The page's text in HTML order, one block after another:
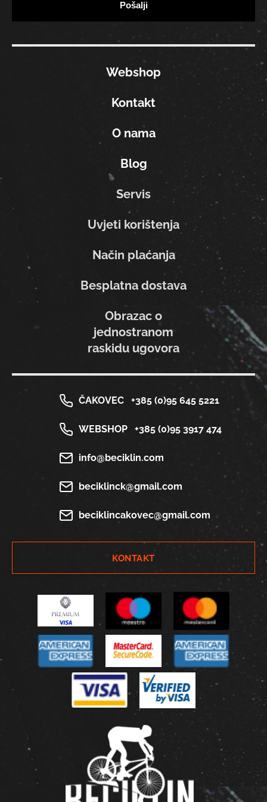
Webshop
Kontakt
O nama
Blog
Servis
Uvjeti korištenja
Način plaćanja
Besplatna dostava
Obrazac o
jednostranom
raskidu ugovora
ČAKOVEC +385 (0)95 645 5221
WEBSHOP +385 (0)95 3917 474
info@beciklin.com
beciklinck@gmail.com
beciklincakovec@gmail.com
KONTAKT